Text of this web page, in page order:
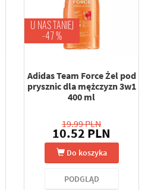
U NAS TANIEJ
-47 %
Adidas Team Force Żel pod
prysznic dla mężczyzn 3w1
400 ml
19.99 PLN
10.52 PLN
Do koszyka
PODGLĄD